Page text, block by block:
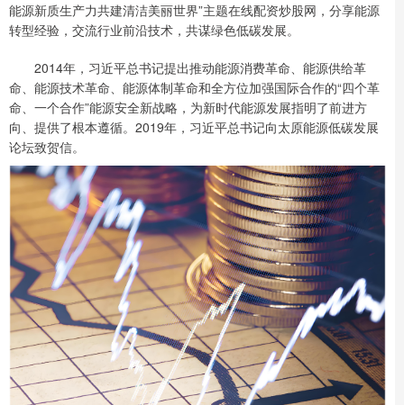
能源新质生产力共建清洁美丽世界”主题在线配资炒股网，分享能源
转型经验，交流行业前沿技术，共谋绿色低碳发展。
2014年，习近平总书记提出推动能源消费革命、能源供给革
命、能源技术革命、能源体制革命和全方位加强国际合作的“四个革
命、一个合作”能源安全新战略，为新时代能源发展指明了前进方
向、提供了根本遵循。2019年，习近平总书记向太原能源低碳发展
论坛致贺信。